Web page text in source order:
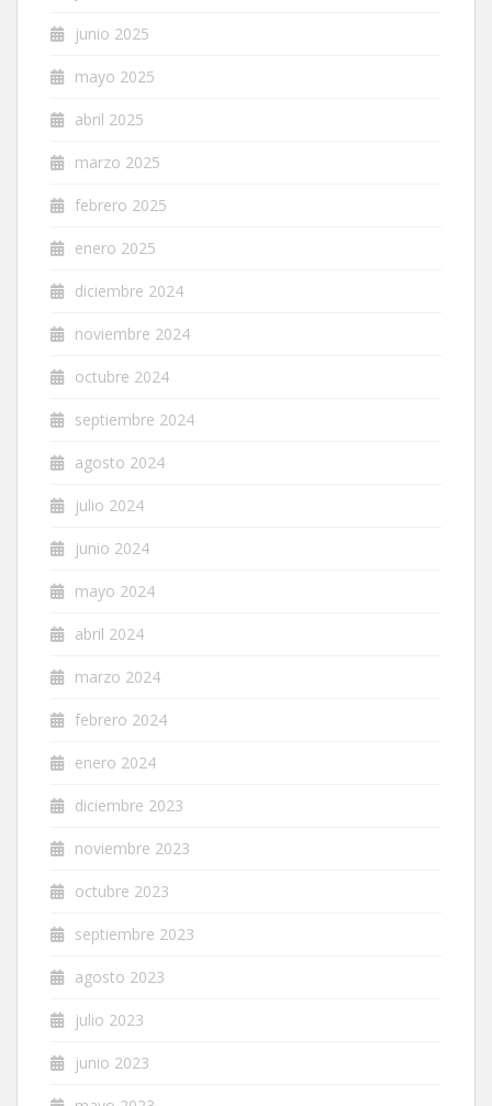
junio 2025
mayo 2025
abril 2025
marzo 2025
febrero 2025
enero 2025
diciembre 2024
noviembre 2024
octubre 2024
septiembre 2024
agosto 2024
julio 2024
junio 2024
mayo 2024
abril 2024
marzo 2024
febrero 2024
enero 2024
diciembre 2023
noviembre 2023
octubre 2023
septiembre 2023
agosto 2023
julio 2023
junio 2023